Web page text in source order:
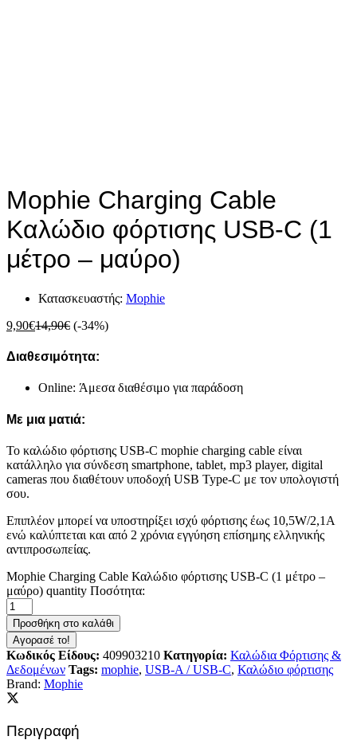
Mophie Charging Cable
Καλώδιο φόρτισης USB-C (1
μέτρο – μαύρο)
Κατασκευαστής: Mophie
9,90€14,90€ (-34%)
Διαθεσιμότητα:
Online: Άμεσα διαθέσιμο για παράδοση
Με μια ματιά:
Το καλώδιο φόρτισης USB-C mophie charging cable είναι
κατάλληλο για σύνδεση smartphone, tablet, mp3 player, digital
cameras που διαθέτουν υποδοχή USB Type-C με τον υπολογιστή
σου.
Επιπλέον μπορεί να υποστηρίξει ισχύ φόρτισης έως 10,5W/2,1A
ενώ καλύπτεται και από 2 χρόνια εγγύηση επίσημης ελληνικής
αντιπροσωπείας.
Mophie Charging Cable Καλώδιο φόρτισης USB-C (1 μέτρο –
μαύρο) quantity Ποσότητα:
Προσθήκη στο καλάθι
Αγορασέ το!
Κωδικός Είδους: 409903210 Κατηγορία: Καλώδια Φόρτισης &
Δεδομένων Tags: mophie, USB-A / USB-C, Καλώδιο φόρτισης
Brand: Mophie
Περιγραφή